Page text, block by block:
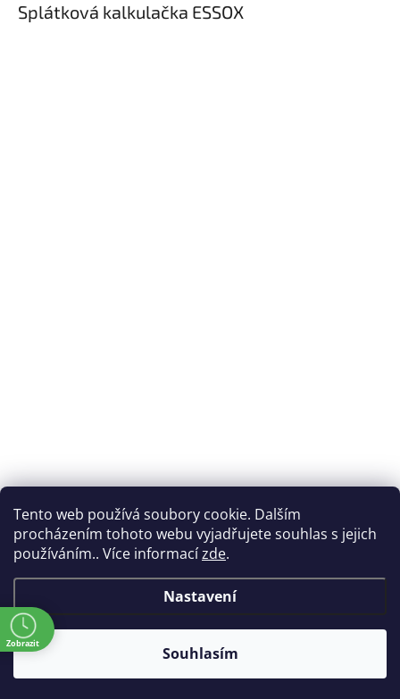
Tento web používá soubory cookie. Dalším
procházením tohoto webu vyjadřujete souhlas s jejich
používáním.. Více informacízde.
Nastavení
Souhlasím
Splátková kalkulačka ESSOX
Zobrazit